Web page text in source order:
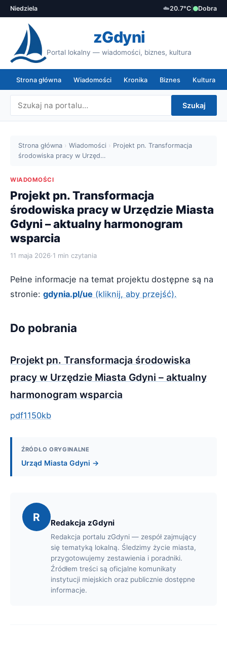
Niedziela ☁️20.7°C Dobra
zGdyni
Portal lokalny — wiadomości, biznes, kultura
Strona główna Wiadomości Kronika Biznes Kultura
Szukaj
Strona główna › Wiadomości › Projekt pn. Transformacja
środowiska pracy w Urzęd…
WIADOMOŚCI
Projekt pn. Transformacja
środowiska pracy w Urzędzie Miasta
Gdyni – aktualny harmonogram
wsparcia
11 maja 2026·1 min czytania
Pełne informacje na temat projektu dostępne są na
stronie: gdynia.pl/ue (kliknij, aby przejść).
Do pobrania
Projekt pn. Transformacja środowiska
pracy w Urzędzie Miasta Gdyni – aktualny
harmonogram wsparcia
pdf1150kb
ŹRÓDŁO ORYGINALNE
Urząd Miasta Gdyni →
R Redakcja zGdyni
Redakcja portalu zGdyni — zespół zajmujący
się tematyką lokalną. Śledzimy życie miasta,
przygotowujemy zestawienia i poradniki.
Źródłem treści są oficjalne komunikaty
instytucji miejskich oraz publicznie dostępne
informacje.